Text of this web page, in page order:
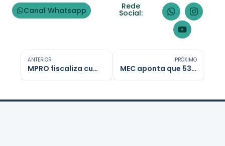
Canal Whatsapp Rede
Social:
ANTERIOR
MPRO fiscaliza cumprimento de lei sobre celulares em escolas de Rondônia
PRÓXIMO
MEC aponta que 53% dos formandos em licenciatura EAD têm nota insuficiente